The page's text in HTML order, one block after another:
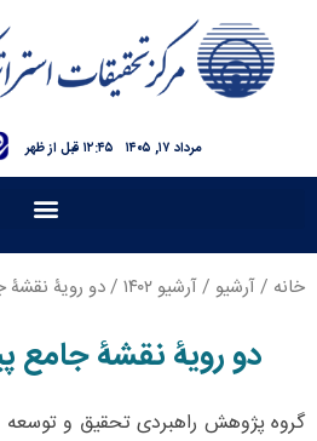
۱۲:۴۵ قبل از ظهر مرداد ۱۷, ۱۴۰۵
خانه /آرشیو /آرشیو ۱۴۰۲ / دو رویۀ
دو رویۀ نقشۀ جامع
گروه پژوهش راهبردی تحقیق و توسعه